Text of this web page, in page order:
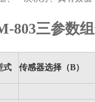
803三参数
式 传感器选择（B）